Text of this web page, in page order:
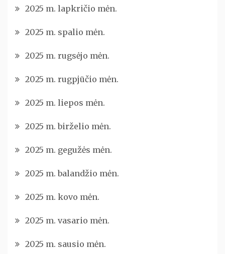
2025 m. lapkričio mėn.
2025 m. spalio mėn.
2025 m. rugsėjo mėn.
2025 m. rugpjūčio mėn.
2025 m. liepos mėn.
2025 m. birželio mėn.
2025 m. gegužės mėn.
2025 m. balandžio mėn.
2025 m. kovo mėn.
2025 m. vasario mėn.
2025 m. sausio mėn.